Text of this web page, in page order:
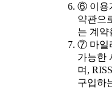
⑥ 이용
약관으
는 계약
⑦ 마일
가능한
며,
구입하